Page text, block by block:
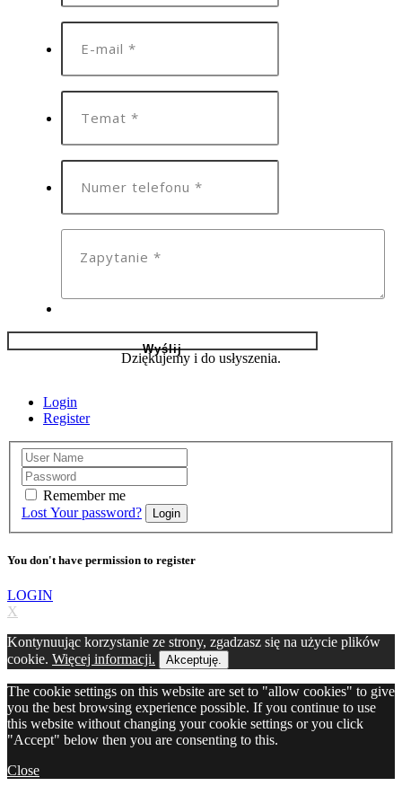
Dziękujemy i do usłyszenia.
Login
Register
Remember me
Lost Your password?
Login
You don't have permission to register
LOGIN
X
Kontynuując korzystanie ze strony, zgadzasz się na użycie plików
cookie. Więcej informacji. Akceptuję.
The cookie settings on this website are set to "allow cookies" to give
you the best browsing experience possible. If you continue to use
this website without changing your cookie settings or you click
"Accept" below then you are consenting to this.
Close